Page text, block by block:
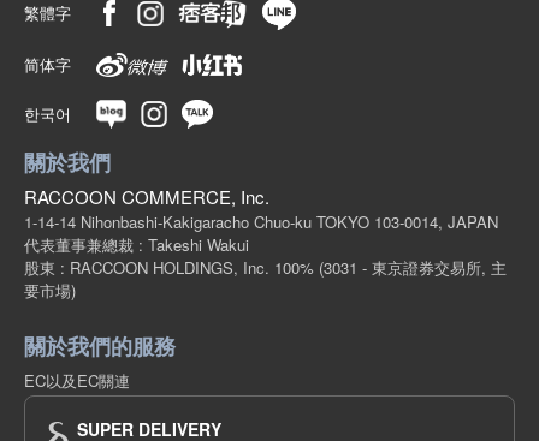
繁體字
简体字
한국어
關於我們
RACCOON COMMERCE, Inc.
1-14-14 Nihonbashi-Kakigaracho Chuo-ku TOKYO 103-0014, JAPAN
代表董事兼總裁 : Takeshi Wakui
股東 : RACCOON HOLDINGS, Inc. 100% (3031 - 東京證券交易所, 主
要市場)
關於我們的服務
EC以及EC關連
SUPER DELIVERY